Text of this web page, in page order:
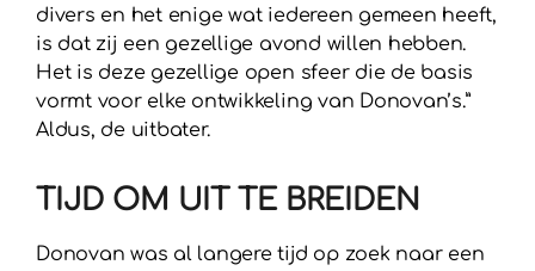
divers en het enige wat iedereen gemeen heeft,
is dat zij een gezellige avond willen hebben.
Het is deze gezellige open sfeer die de basis
vormt voor elke ontwikkeling van Donovan’s.”
Aldus, de uitbater.
TIJD OM UIT TE BREIDEN
Donovan was al langere tijd op zoek naar een